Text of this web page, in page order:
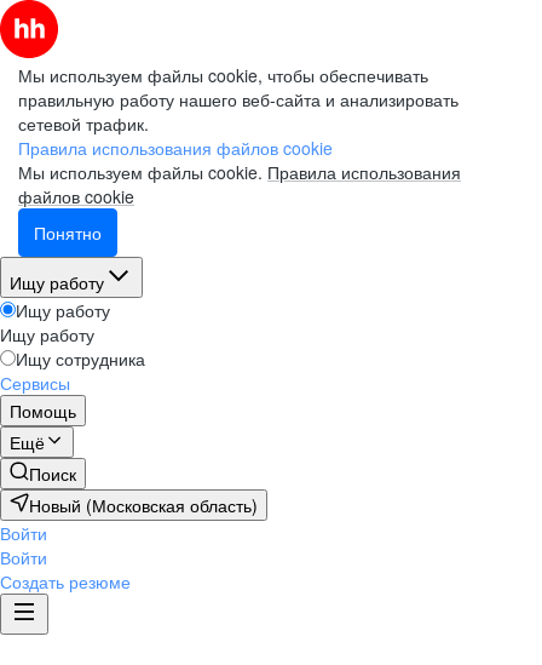
Мы используем файлы cookie, чтобы обеспечивать
правильную работу нашего веб-сайта и анализировать
сетевой трафик.
Правила использования файлов cookie
Мы используем файлы cookie. Правила использования
файлов cookie
Понятно
Ищу работу
Ищу работу
Ищу работу
Ищу сотрудника
Сервисы
Помощь
Ещё
Поиск
Новый (Московская область)
Войти
Войти
Создать резюме